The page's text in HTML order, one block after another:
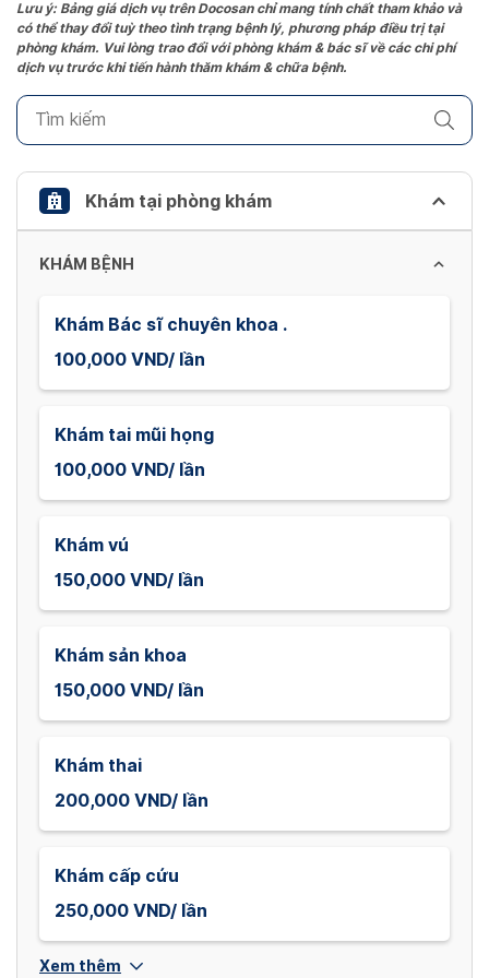
the
question
mark
to
keyboard
shortcuts
changing
Lưu ý: Bảng giá dịch vụ trên Docosan chỉ mang tính chất tham khảo và
có thể thay đổi tuỳ theo tình trạng bệnh lý, phương pháp điều trị tại
phòng khám. Vui lòng trao đổi với phòng khám & bác sĩ về các chi phí
dịch vụ trước khi tiến hành thăm khám & chữa bệnh.
Khám tại phòng khám
KHÁM BỆNH
Khám Bác sĩ chuyên khoa .
100,000 VND/ lần
Khám tai mũi họng
100,000 VND/ lần
Khám vú
150,000 VND/ lần
Khám sản khoa
150,000 VND/ lần
Khám thai
200,000 VND/ lần
Khám cấp cứu
250,000 VND/ lần
Xem thêm